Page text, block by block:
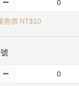
惠價 NT$10